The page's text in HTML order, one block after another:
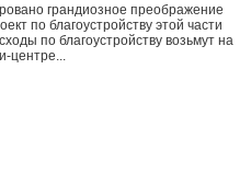
грандиозное преображение
по благоустройству этой части
по благоустройству возьмут на
центре...